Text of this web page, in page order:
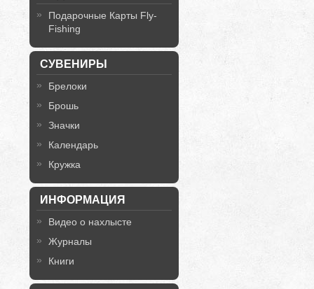
Подарочные Карты Fly-
Fishing
СУВЕНИРЫ
Брелоки
Брошь
Значки
Календарь
Кружка
ИНФОРМАЦИЯ
Видео о нахлысте
Журналы
Книги